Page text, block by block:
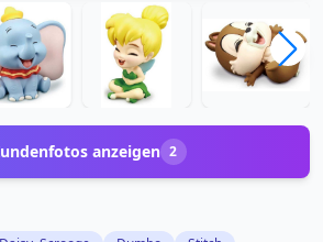
anzeigen 2